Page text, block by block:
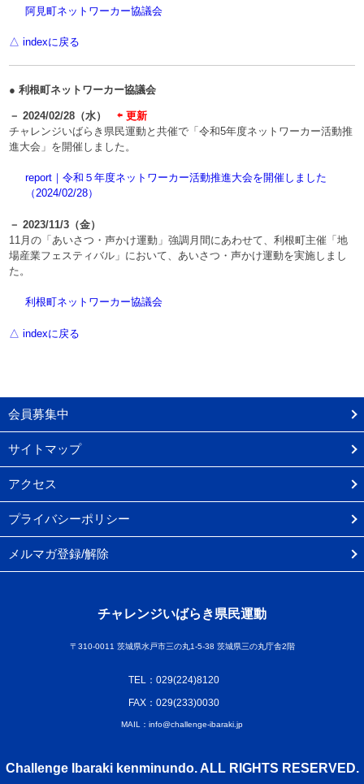
阿見町ネットワーカー協議会
△ indexに戻る
● 利根町ネットワーカー協議会
－ 2024/02/28（水）
⇦ 更新
チャレンジいばらき県民運動と共催で「令和5年度ネットワーカー活動推
進大会」を開催しました。
report｜令和５年度ネットワーカー活動推進大会を開催しました
（2024/02/28）
－ 2023/11/3（金）
11月の「あいさつ・声かけ運動」強調月間にあわせて、利根町主催「地
場産業フェスティバル」において、あいさつ・声かけ運動を実施しまし
た。
利根町ネットワーカー協議会
△ indexに戻る
会員募集中
サイトマップ
アクセス
プライバシーポリシー
メルマガ登録/解除
チャレンジいばらき県民運動
〒310-0011 茨城県水戸市三の丸1-5-38 茨城県三の丸庁舎2階
TEL：029(224)8120
FAX：029(233)0030
MAIL：info@challenge-ibaraki.jp
Challenge Ibaraki kenminundo. ALL RIGHTS RESERVED.